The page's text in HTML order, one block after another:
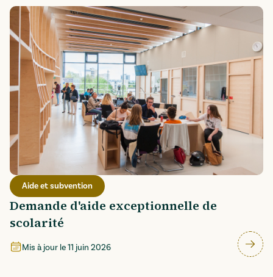
Aide et subvention
Demande d'aide exceptionnelle de
scolarité
Mis à jour le11 juin 2026